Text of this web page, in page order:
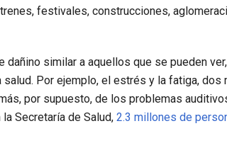
festivales, construcciones,
dañino similar a aquellos que se pueden
Por ejemplo, el estrés y la fatiga, dos
por supuesto, de los problemas
Secretaría de Salud, 2.3 millones de